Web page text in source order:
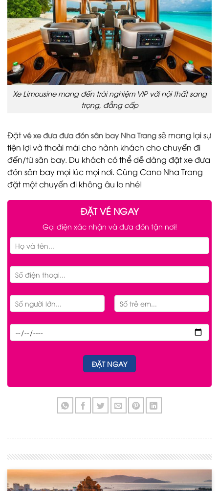
Xe Limousine mang đến trải nghiệm VIP với nội thất sang
trọng, đẳng cấp
Đặtvé xe đưa đưa đón sân bay Nha Trang sẽ mang lại sự
tiện lợi và thoải mái cho hành khách cho chuyến đi
đến/từ sân bay. Du khách có thể dễ dàng đặt xe đưa
đón sân bay mọi lúc mọi nơi. Cùng Cano Nha Trang
đặt một chuyến đi không âu lo nhé!
ĐẶT VÉ NGAY
Gọi điện xác nhận và đưa đón tận nơi!